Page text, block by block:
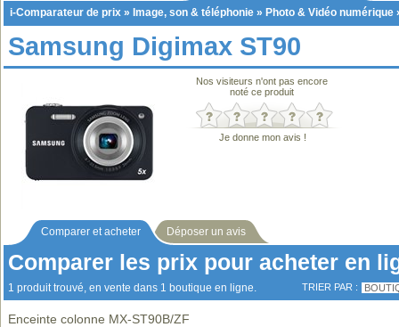
i-Comparateur de prix » Image, son & téléphonie » Photo & Vidéo numérique
Samsung Digimax ST90
Nos visiteurs n'ont pas encore
noté ce produit
Je donne mon avis !
Comparer et acheter Déposer un avis
Comparer les prix pour acheter en
1 produit trouvé, en vente dans 1 boutique en ligne. TRIER PAR :
Enceinte colonne MX-ST90B/ZF